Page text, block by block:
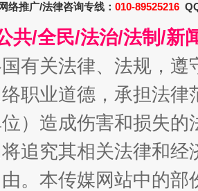
鳌关键词
魏明亮
络推广/法律咨询专线： 010-89525216
共/全民/法治/法制/新
有关法律、法规，
职业道德，承担法
）造成伤害和损失
追究其相关法律和
。本传媒网站中的